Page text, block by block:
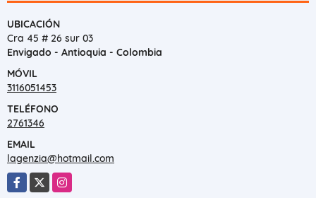
UBICACIÓN
Cra 45 # 26 sur 03
Envigado - Antioquia - Colombia
MÓVIL
3116051453
TELÉFONO
2761346
EMAIL
lagenzia@hotmail.com
Facebook
X Instagram